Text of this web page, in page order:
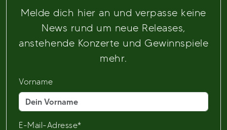
Melde dich hier an und verpasse keine
News rund um neue Releases,
anstehende Konzerte und Gewinnspiele
mehr.
Vorname
E-Mail-Adresse*